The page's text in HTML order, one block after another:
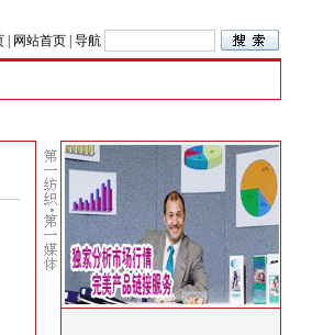
网站首页 导航